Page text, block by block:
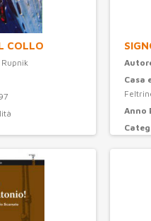
COLLO
Casa
Anno